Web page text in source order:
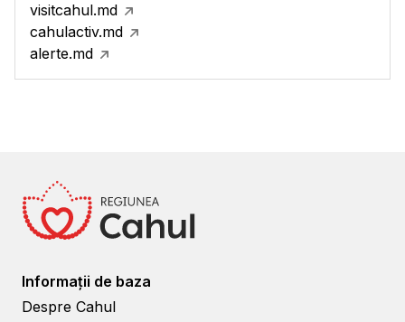
visitcahul.md
cahulactiv.md
alerte.md
Informații de baza
Despre Cahul